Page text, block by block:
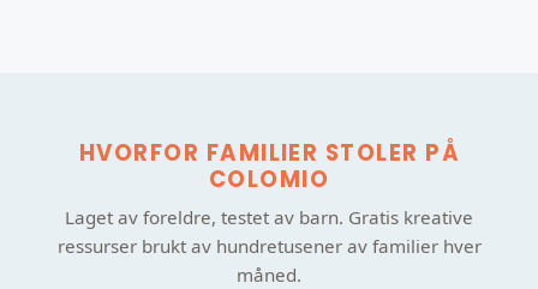
HVORFOR FAMILIER STOLER PÅ
COLOMIO
Laget av foreldre, testet av barn. Gratis kreative
ressurser brukt av hundretusener av familier hver
måned.